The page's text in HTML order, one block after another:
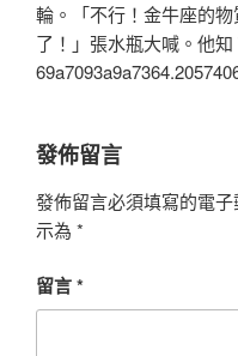
輪。「不行！金牛座的
了！」張水瓶大喊。他知
發佈留言
發佈留言必須填寫的電子
示為 *
留言*